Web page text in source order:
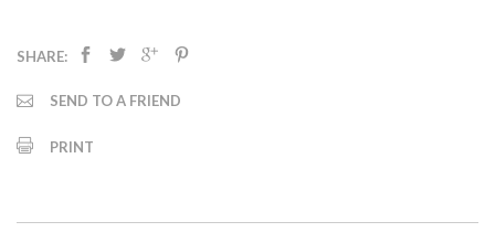
SHARE:
SEND TO A FRIEND
PRINT